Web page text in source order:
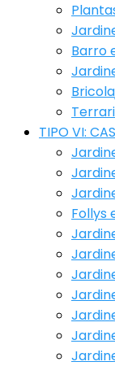
Barro
TIPO VI:
Follys